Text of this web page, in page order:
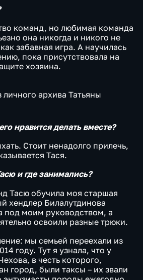
команд, но любимая команда
она никогда и никого не
забавная игра. А научилась
пока присутствовала на
хозяина.
архива Татьяны
нравится делать вместе?
Стоит ненадолго прилечь,
Тася.
и где занимались?
Тасю обучила моя старшая
хендлер Билалутдинова
под моим руководством, а
освоили разные трюки.
мы семьей переехали из
году. Тут я узнала, что у
в честь которого,
город, были таксы – их звали